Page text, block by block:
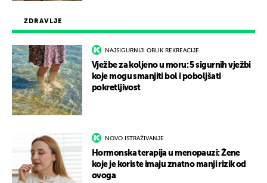
ZDRAVLJE
NAJSIGURNIJI OBLIK REKREACIJE
Vježbe za koljeno u moru: 5 sigurnih vježbi
koje mogu smanjiti bol i poboljšati
pokretljivost
NOVO ISTRAŽIVANJE
Hormonska terapija u menopauzi: Žene
koje je koriste imaju znatno manji rizik od
ovoga